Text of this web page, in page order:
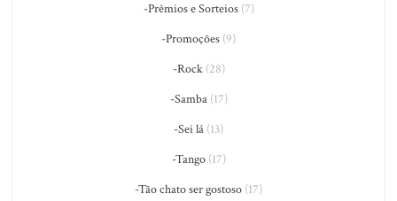
-Prêmios e Sorteios(7)
-Promoções (9)
-Rock(28)
-Samba(17)
-Sei lá (13)
-Tango(17)
-Tão chato ser gostoso (17)